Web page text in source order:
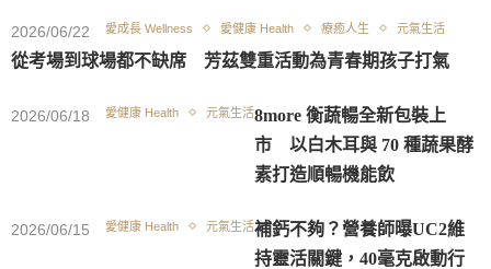
愛成長 Wellness 愛健康 Health 療癒人生 元氣生活
從考場到球場都不缺席 芳茲雙重活動為青春期孩子打氣
2026/06/22
愛健康 Health 元氣生活8more 衡蔬暢全新包裝上
市 以白木耳與 70 種蔬果酵
素打造順暢機能飲
2026/06/18
愛健康 Health 元氣生活補鈣不夠？營養師曝UC2維
持靈活關鍵，40毫克啟動行
2026/06/15